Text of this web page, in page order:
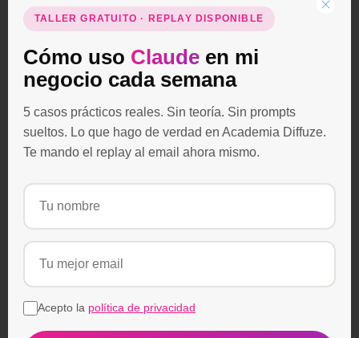
demanda dentro de Adobe Experience
Mobile Manager.
publicadas en DPS?
Adobe se compromete a arreglar
de Adobe ahora estarán centradas en su
Adobe Experience Mobile Manager.
¿Qué pasa si quiero contratar DPS?
¿Tengo que asumir el coste de
TALLER GRATUITO · REPLAY DISPONIBLE
Cómo uso Claude en mi
negocio cada semana
5 casos prácticos reales. Sin teoría. Sin prompts
sueltos. Lo que hago de verdad en Academia Diffuze.
Te mando el replay al email ahora mismo.
Acepto la política de privacidad